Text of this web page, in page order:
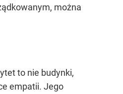
można
to nie budynki,
empatii. Jego